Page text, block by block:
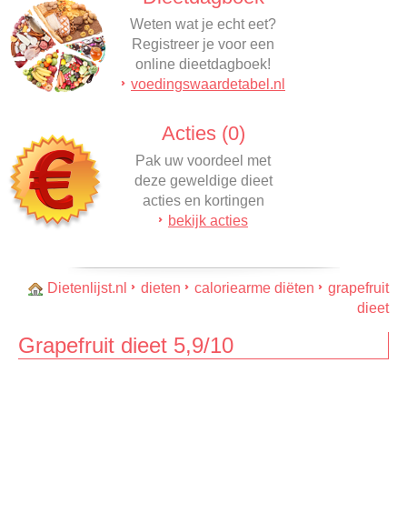
Weten wat je echt eet?
Registreer je voor een
online dieetdagboek!
voedingswaardetabel.nl
Acties (0)
Pak uw voordeel met
deze geweldige dieet
acties en kortingen
bekijk acties
Dietenlijst.nl dieten caloriearme diëten
grapefruit
dieet
Grapefruit dieet 5,9/10